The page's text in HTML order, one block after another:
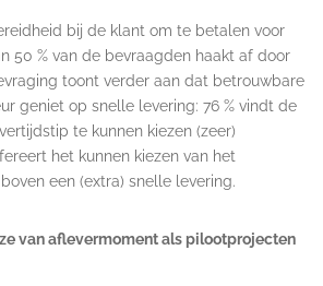
bij de klant om te betalen voor
50 % van de bevraagden haakt af door
toont verder aan dat betrouwbare
geniet op snelle levering: 76 % vindt de
te kunnen kiezen (zeer)
het kunnen kiezen van het
een (extra) snelle levering.
van aflevermoment als pilootprojecten